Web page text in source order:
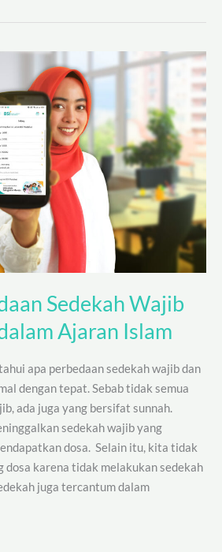
Sedekah Wajib
Ajaran Islam
apa perbedaan sedekah wajib dan
dengan tepat. Sebab tidak semua
ada juga yang bersifat sunnah.
sedekah wajib yang
dosa. Selain itu, kita tidak
karena tidak melakukan sedekah
juga tercantum dalam